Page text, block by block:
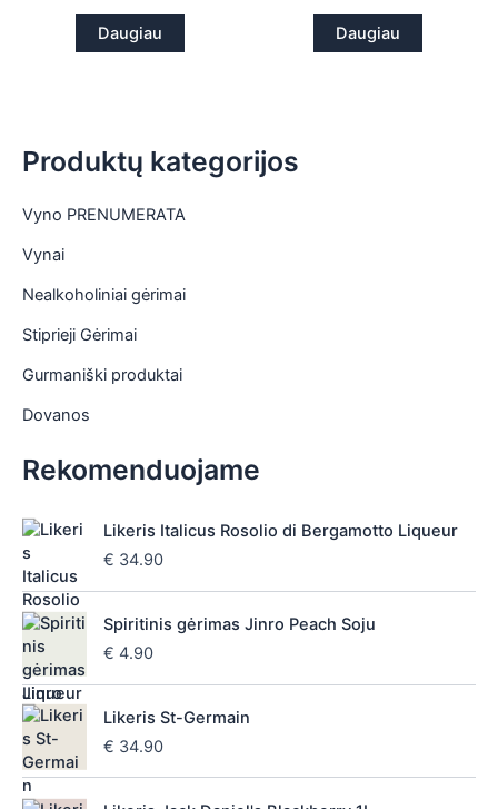
Produktų kategorijos
Vyno PRENUMERATA
Vynai
Nealkoholiniai gėrimai
Stiprieji Gėrimai
Gurmaniški produktai
Dovanos
Rekomenduojame
Likeris Italicus Rosolio di Bergamotto Liqueur
€ 34.90
Spiritinis gėrimas Jinro Peach Soju
€ 4.90
Likeris St-Germain
€ 34.90
Daugiau Daugiau